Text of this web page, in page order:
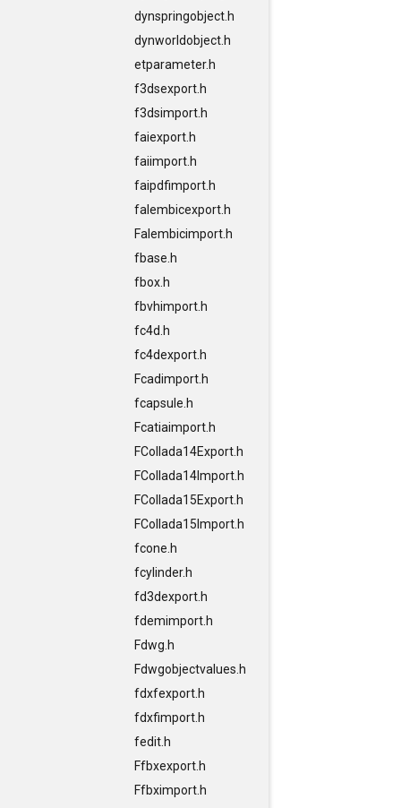
dynspringobject.h
dynworldobject.h
etparameter.h
f3dsexport.h
f3dsimport.h
faiexport.h
faiimport.h
faipdfimport.h
falembicexport.h
Falembicimport.h
fbase.h
fbox.h
fbvhimport.h
fc4d.h
fc4dexport.h
Fcadimport.h
fcapsule.h
Fcatiaimport.h
FCollada14Export.h
FCollada14Import.h
FCollada15Export.h
FCollada15Import.h
fcone.h
fcylinder.h
fd3dexport.h
fdemimport.h
Fdwg.h
Fdwgobjectvalues.h
fdxfexport.h
fdxfimport.h
fedit.h
Ffbxexport.h
Ffbximport.h